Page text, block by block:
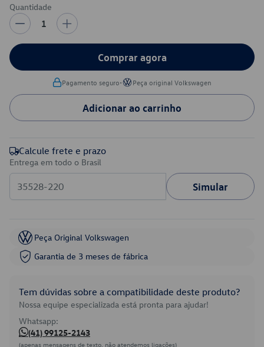
Quantidade
1
Comprar agora
Pagamento seguro• Peça original Volkswagen
Adicionar ao carrinho
Calcule frete e prazo
Entrega em todo o Brasil
Simular
Peça Original Volkswagen
Garantia de 3 meses de fábrica
Tem dúvidas sobre a compatibilidade deste produto?
Nossa equipe especializada está pronta para ajudar!
Whatsapp:
(41) 99125-2143
(apenas mensagens de texto, não atendemos ligações)